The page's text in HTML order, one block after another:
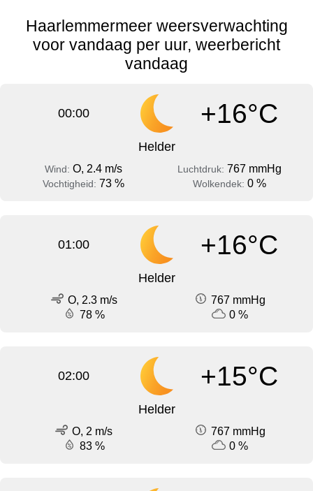
Haarlemmermeer weersverwachting
voor vandaag per uur, weerbericht
vandaag
00:00 +16°C
Helder
Wind: O, 2.4 m/s Luchtdruk: 767 mmHg
Vochtigheid: 73 % Wolkendek: 0 %
01:00 +16°C
Helder
O, 2.3 m/s
767 mmHg
78 %
0 %
02:00 +15°C
Helder
O, 2 m/s
767 mmHg
83 %
0 %